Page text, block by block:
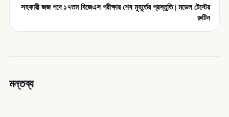
সহকারী জজ পদে ১৭তম বিজেএস পরীক্ষার শেষ মুহূর্তের প্রস্তুতি | মডেল টেস্টের
রুটিন
মন্তব্য